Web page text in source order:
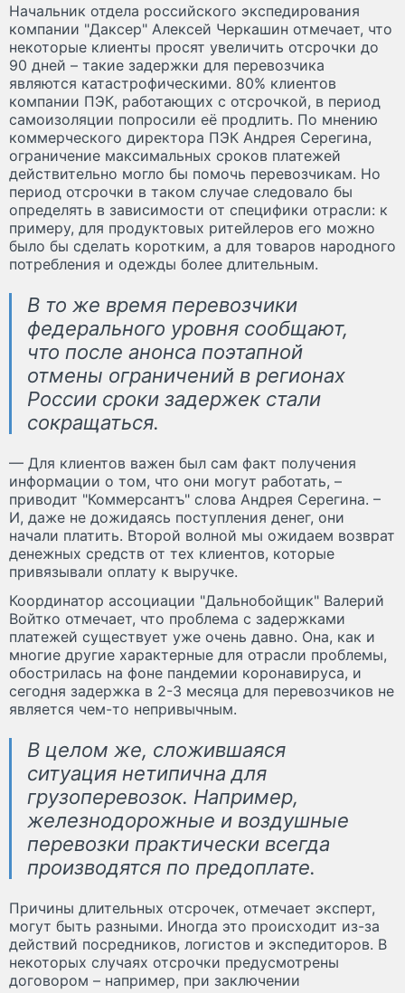
Начальник отдела российского экспедирования
компании "Даксер" Алексей Черкашин отмечает, что
некоторые клиенты просят увеличить отсрочки до
90 дней – такие задержки для перевозчика
являются катастрофическими. 80% клиентов
компании ПЭК, работающих с отсрочкой, в период
самоизоляции попросили её продлить. По мнению
коммерческого директора ПЭК Андрея Серегина,
ограничение максимальных сроков платежей
действительно могло бы помочь перевозчикам. Но
период отсрочки в таком случае следовало бы
определять в зависимости от специфики отрасли: к
примеру, для продуктовых ритейлеров его можно
было бы сделать коротким, а для товаров народного
потребления и одежды более длительным.
В то же время перевозчики
федерального уровня сообщают,
что после анонса поэтапной
отмены ограничений в регионах
России сроки задержек стали
сокращаться.
— Для клиентов важен был сам факт получения
информации о том, что они могут работать, –
приводит "Коммерсантъ" слова Андрея Серегина. –
И, даже не дожидаясь поступления денег, они
начали платить. Второй волной мы ожидаем возврат
денежных средств от тех клиентов, которые
привязывали оплату к выручке.
Координатор ассоциации "Дальнобойщик" Валерий
Войтко отмечает, что проблема с задержками
платежей существует уже очень давно. Она, как и
многие другие характерные для отрасли проблемы,
обострилась на фоне пандемии коронавируса, и
сегодня задержка в 2-3 месяца для перевозчиков не
является чем-то непривычным.
В целом же, сложившаяся
ситуация нетипична для
грузоперевозок. Например,
железнодорожные и воздушные
перевозки практически всегда
производятся по предоплате.
Причины длительных отсрочек, отмечает эксперт,
могут быть разными. Иногда это происходит из-за
действий посредников, логистов и экспедиторов. В
некоторых случаях отсрочки предусмотрены
договором – например, при заключении